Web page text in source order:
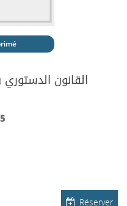
القانون
Réserver